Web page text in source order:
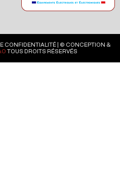
CONFIDENTIALITÉ| © CONCEPTION &
TOUS DROITS RÉSERVÉS